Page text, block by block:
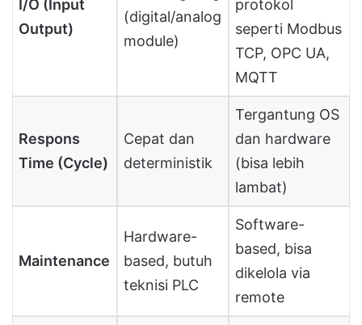
I/O (Input
Output)
(digital/analog
module)
protokol
seperti Modbus
TCP, OPC UA,
MQTT
Respons
Time (Cycle)
Cepat dan
deterministik
Tergantung OS
dan hardware
(bisa lebih
lambat)
Maintenance
Hardware-
based, butuh
teknisi PLC
Software-
based, bisa
dikelola via
remote